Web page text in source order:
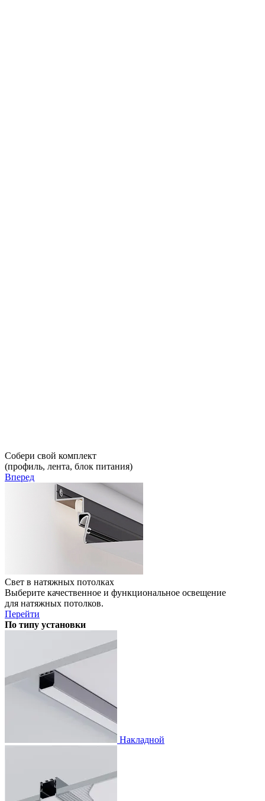
Собери свой комплект
(профиль, лента, блок питания)
Вперед
Свет в натяжных потолках
Выберите качественное и функциональное освещение
для натяжных потолков.
Перейти
По типу установки
Накладной